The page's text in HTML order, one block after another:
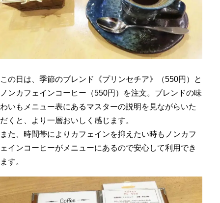
この日は、季節のブレンド《プリンセチア》（550円）と
ノンカフェインコーヒー（550円）を注文。ブレンドの味
わいもメニュー表にあるマスターの説明を見ながらいた
だくと、より一層おいしく感じます。
また、時間帯によりカフェインを抑えたい時もノンカフ
ェインコーヒーがメニューにあるので安心して利用でき
ます。